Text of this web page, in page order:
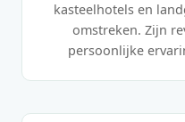
kasteelhotels en
omstreken. Zijn
persoonlijke